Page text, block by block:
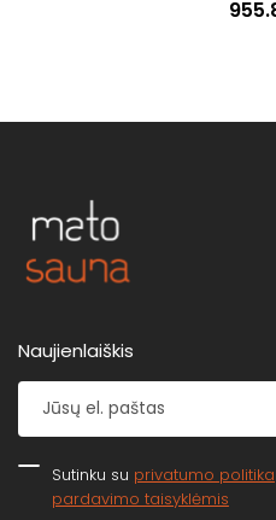
Naujienlaiškis
Sutinku su privatumo politika
pardavimo taisyklėmis